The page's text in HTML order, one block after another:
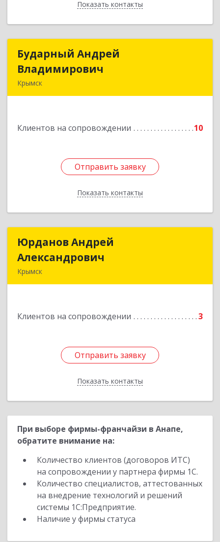
Показать контакты
Назад
Бударный Андрей
Владимирович
Крымск
Клиентов на сопровождении 10
Отправить заявку
Показать контакты
Бударный Андрей
Подробнее
Отправить заявку
Назад
Юрданов Андрей
Александрович
Крымск
Клиентов на сопровождении 3
Отправить заявку
Показать контакты
Юрданов Андрей
Подробнее
Отправить заявку
Назад
При выборе фирмы-франчайзи в Анапе,
обратите внимание на:
Количество клиентов (договоров ИТС)
на сопровождении у партнера фирмы 1С.
Количество специалистов, аттестованных
на внедрение технологий и решений
системы 1С:Предприятие.
Наличие у фирмы статуса